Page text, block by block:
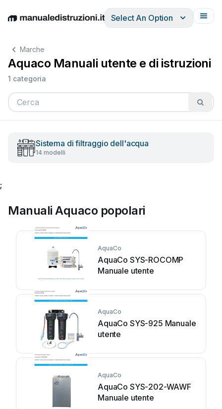
EnglishDeutschEspañolItalianoFrançais
Select An Option
Marche
Aquaco Manuali utente e di istruzioni
1 categoria
Sistema di filtraggio dell'acqua
14 modelli
;
Manuali Aquaco popolari
AquaCo
AquaCo SYS-ROCOMP
Manuale utente
AquaCo
AquaCo SYS-925 Manuale
utente
AquaCo
AquaCo SYS-202-WAWF
Manuale utente